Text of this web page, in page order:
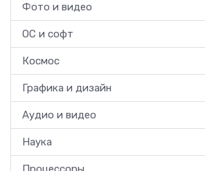
Фото и видео
ОС и софт
Космос
Графика и дизайн
Аудио и видео
Наука